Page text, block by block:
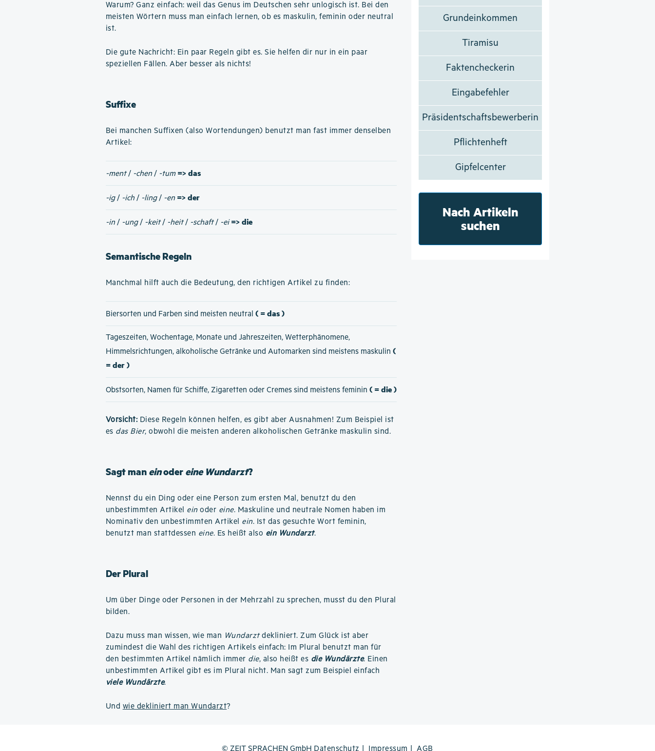
Warum? Ganz einfach: weil das Genus im Deutschen sehr unlogisch ist. Bei den
meisten Wörtern muss man einfach lernen, ob es maskulin, feminin oder neutral
ist.
Die gute Nachricht: Ein paar Regeln gibt es. Sie helfen dir nur in ein paar
speziellen Fällen. Aber besser als nichts!
Suffixe
Bei manchen Suffixen (also Wortendungen) benutzt man fast immer denselben
Artikel:
-ment/ -chen/ -tum => das
-ig/ -ich/ -ling/ -en => der
-in/ -ung/ -keit/ -heit/ -schaft/ -ei => die
Semantische Regeln
Manchmal hilft auch die Bedeutung, den richtigen Artikel zu finden:
Biersorten und Farben sind meisten neutral ( = das )
Tageszeiten, Wochentage, Monate und Jahreszeiten, Wetterphänomene,
Himmelsrichtungen, alkoholische Getränke und Automarken sind meistens maskulin (
= der )
Obstsorten, Namen für Schiffe, Zigaretten oder Cremes sind meistens feminin ( = die )
Vorsicht:Diese Regeln können helfen, es gibt aber Ausnahmen! Zum Beispiel ist
es das Bier, obwohl die meisten anderen alkoholischen Getränke maskulin sind.
Sagt maneinodereine Wundarzt?
Nennst du ein Ding oder eine Person zum ersten Mal, benutzt du den
unbestimmten Artikel ein oder eine. Maskuline und neutrale Nomen haben im
Nominativ den unbestimmten Artikel ein. Ist das gesuchte Wort feminin,
benutzt man stattdessen eine. Es heißt also ein Wundarzt.
Der Plural
Um über Dinge oder Personen in der Mehrzahl zu sprechen, musst du den Plural
bilden.
Dazu muss man wissen, wie man Wundarztdekliniert. Zum Glück ist aber
zumindest die Wahl des richtigen Artikels einfach: Im Plural benutzt man für
den bestimmten Artikel nämlich immer die, also heißt es die Wundärzte. Einen
unbestimmten Artikel gibt es im Plural nicht. Man sagt zum Beispiel einfach
viele Wundärzte.
Und wie dekliniert man Wundarzt?
Grundeinkommen
Tiramisu
Faktencheckerin
Eingabefehler
Präsidentschaftsbewerberin
Pflichtenheft
Gipfelcenter
Nach Artikeln
suchen
© ZEIT SPRACHEN GmbH Datenschutz Impressum AGB